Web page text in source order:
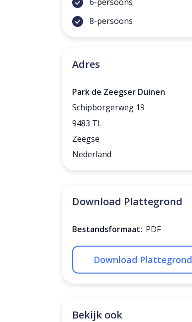
8-persoons
Adres
Park de Zeegser Duinen
Schipborgerweg 19
9483 TL
Zeegse
Nederland
Download Plattegrond
Bestandsformaat: PDF
Download Plattegrond
Bekijk ook